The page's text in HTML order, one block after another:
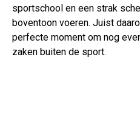
sportschool en een strak
boventoon voeren. Juist
perfecte moment om nog
zaken buiten de sport.